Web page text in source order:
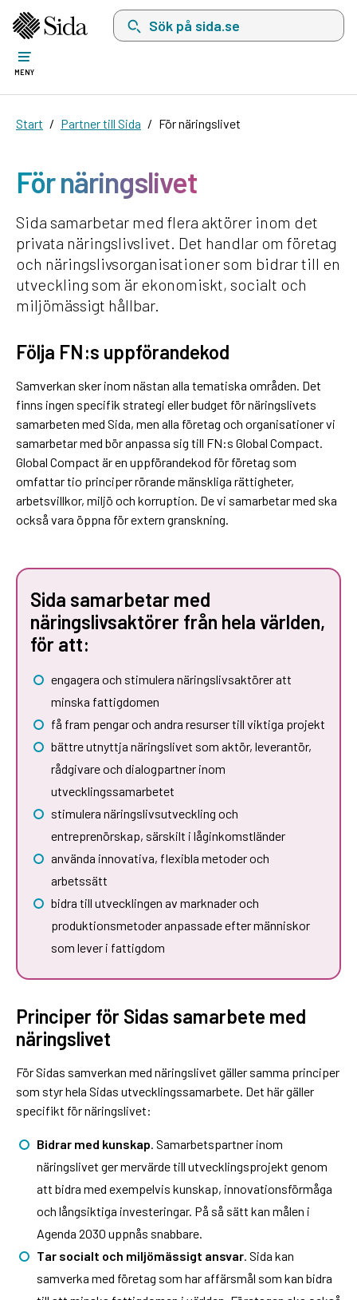
Sök på sida.se, sökförslag kommer att visas
MENY
Start Partner till Sida För näringslivet
För näringslivet
Sida samarbetar med flera aktörer inom det
privata näringslivslivet. Det handlar om företag
och näringslivsorganisationer som bidrar till en
utveckling som är ekonomiskt, socialt och
miljömässigt hållbar.
Följa FN:s uppförandekod
Samverkan sker inom nästan alla tematiska områden. Det
finns ingen specifik strategi eller budget för näringslivets
samarbeten med Sida, men alla företag och organisationer vi
samarbetar med bör anpassa sig till FN:s Global Compact.
Global Compact är en uppförandekod för företag som
omfattar tio principer rörande mänskliga rättigheter,
arbetsvillkor, miljö och korruption. De vi samarbetar med ska
också vara öppna för extern granskning.
Sida samarbetar med
näringslivsaktörer från hela världen,
för att:
engagera och stimulera näringslivsaktörer att
minska fattigdomen
få fram pengar och andra resurser till viktiga projekt
bättre utnyttja näringslivet som aktör, leverantör,
rådgivare och dialogpartner inom
utvecklingssamarbetet
stimulera näringslivsutveckling och
entreprenörskap, särskilt i låginkomstländer
använda innovativa, flexibla metoder och
arbetssätt
bidra till utvecklingen av marknader och
produktionsmetoder anpassade efter människor
som lever i fattigdom
Principer för Sidas samarbete med
näringslivet
För Sidas samverkan med näringslivet gäller samma principer
som styr hela Sidas utvecklingssamarbete. Det här gäller
specifikt för näringslivet:
Bidrar med kunskap . Samarbetspartner inom
näringslivet ger mervärde till utvecklingsprojekt genom
att bidra med exempelvis kunskap, innovationsförmåga
och långsiktiga investeringar. På så sätt kan målen i
Agenda 2030 uppnås snabbare.
Tar socialt och miljömässigt ansvar. Sida kan
samverka med företag som har affärsmål som kan bidra